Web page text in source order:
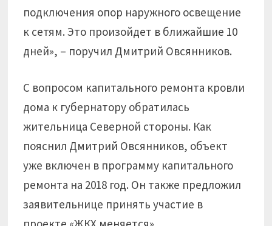
подключения опор наружного освещение
к сетям. Это произойдет в ближайшие 10
дней», – поручил Дмитрий Овсянников.
С вопросом капитального ремонта кровли
дома к губернатору обратилась
жительница Северной стороны. Как
пояснил Дмитрий Овсянников, объект
уже включен в программу капитального
ремонта на 2018 год. Он также предложил
заявительнице принять участие в